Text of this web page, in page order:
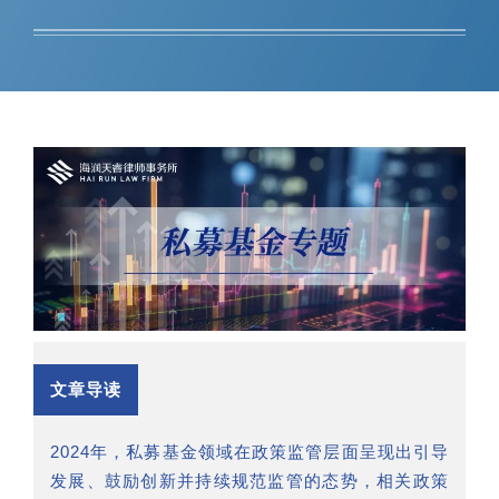
文章导读
2024年，私募基金领域在政策监管层面呈现出引导
发展、鼓励创新并持续规范监管的态势，相关政策